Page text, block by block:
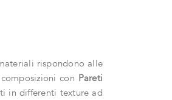
rispondono alle
con Pareti
in differenti texture ad